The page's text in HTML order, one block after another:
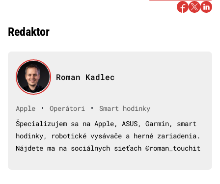
Redaktor
Roman Kadlec
Apple • Operátori •
Smart hodinky
Špecializujem sa na Apple, ASUS, Garmin, smart
hodinky, robotické vysávače a herné zariadenia.
Nájdete ma na sociálnych sieťach @roman_touchit